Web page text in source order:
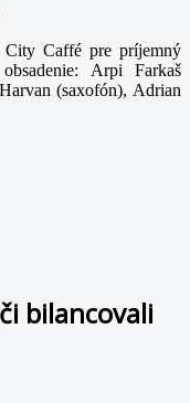
City Caffé pre príjemný
Arpi Farkaš
(saxofón), Adrian
bilancovali